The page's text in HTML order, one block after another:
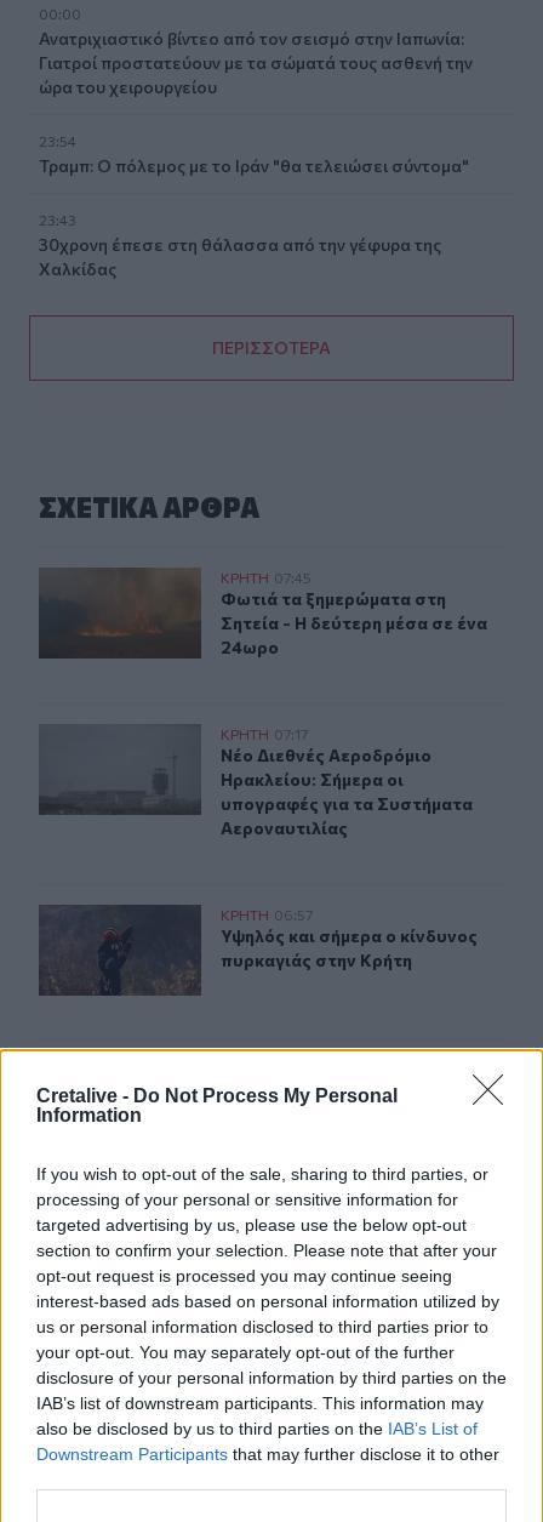
Cretalive - Do Not Process My Personal
Information
If you wish to opt-out of the sale, sharing to third parties, or
processing of your personal or sensitive information for
targeted advertising by us, please use the below opt-out
section to confirm your selection. Please note that after your
opt-out request is processed you may continue seeing
interest-based ads based on personal information utilized by
us or personal information disclosed to third parties prior to
your opt-out. You may separately opt-out of the further
disclosure of your personal information by third parties on the
IAB’s list of downstream participants. This information may
also be disclosed by us to third parties on the IAB’s List of
Downstream Participants that may further disclose it to other
00:00
Ανατριχιαστικό βίντεο από τον σεισμό στην Ιαπωνία:
Γιατροί προστατεύουν με τα σώματά τους ασθενή την
ώρα του χειρουργείου
23:54
Τραμπ: Ο πόλεμος με το Ιράν "θα τελειώσει σύντομα"
23:43
30χρονη έπεσε στη θάλασσα από την γέφυρα της
Χαλκίδας
ΠΕΡΙΣΣΟΤΕΡΑ
ΣΧΕΤΙΚA AΡΘΡΑ
Λασίθι: Φωτιά τα ξημερώματα στη Σητεία - Η δεύτερη
ΚΡΗΤΗ 07:45
Φωτιά τα ξημερώματα στη Σητεία
Φωτιά τα ξημερώματα στη
Σητεία - Η δεύτερη μέσα σε ένα
24ωρο
Νέο Διεθνές Αεροδρόμιο Ηρακλείου: Σήμερα οι
ΚΡΗΤΗ 07:17
Νέο Διεθνές Αεροδρόμιο
Νέο Διεθνές Αεροδρόμιο
Ηρακλείου: Σήμερα οι
υπογραφές για τα Συστήματα
Αεροναυτιλίας
Υψηλός και σήμερα ο κίνδυνος πυρκαγιάς στην Κρήτη
ΚΡΗΤΗ 06:57
Υψηλός και σήμερα ο κίνδυνος
Υψηλός και σήμερα ο κίνδυνος
πυρκαγιάς στην Κρήτη
Τραγωδία στην Εύβοια: Νεκρός 37χρονος μετά από
Τραγωδία στην Εύβοια: Νεκρός
Τραγωδία στην Εύβοια: Νεκρός
Χανιά: ΕΔΕ για την υπόθεση της 75χρονης που βρέθηκε
ΚΡΗΤΗ 23:07
Χανιά: ΕΔΕ για την υπόθεση της
Χανιά: ΕΔΕ για την υπόθεση της
75χρονης που βρέθηκε νεκρή σε
χωράφι
Αδιάκοπες οι ροές μεταναστών στην Κρήτη: Νέα
ΚΡΗΤΗ 21:26
Αδιάκοπες οι ροές μεταναστών
Αδιάκοπες οι ροές μεταναστών
στην Κρήτη: Νέα «καραβιά» στον
Τσούτσουρα - Ανάμεσά τους